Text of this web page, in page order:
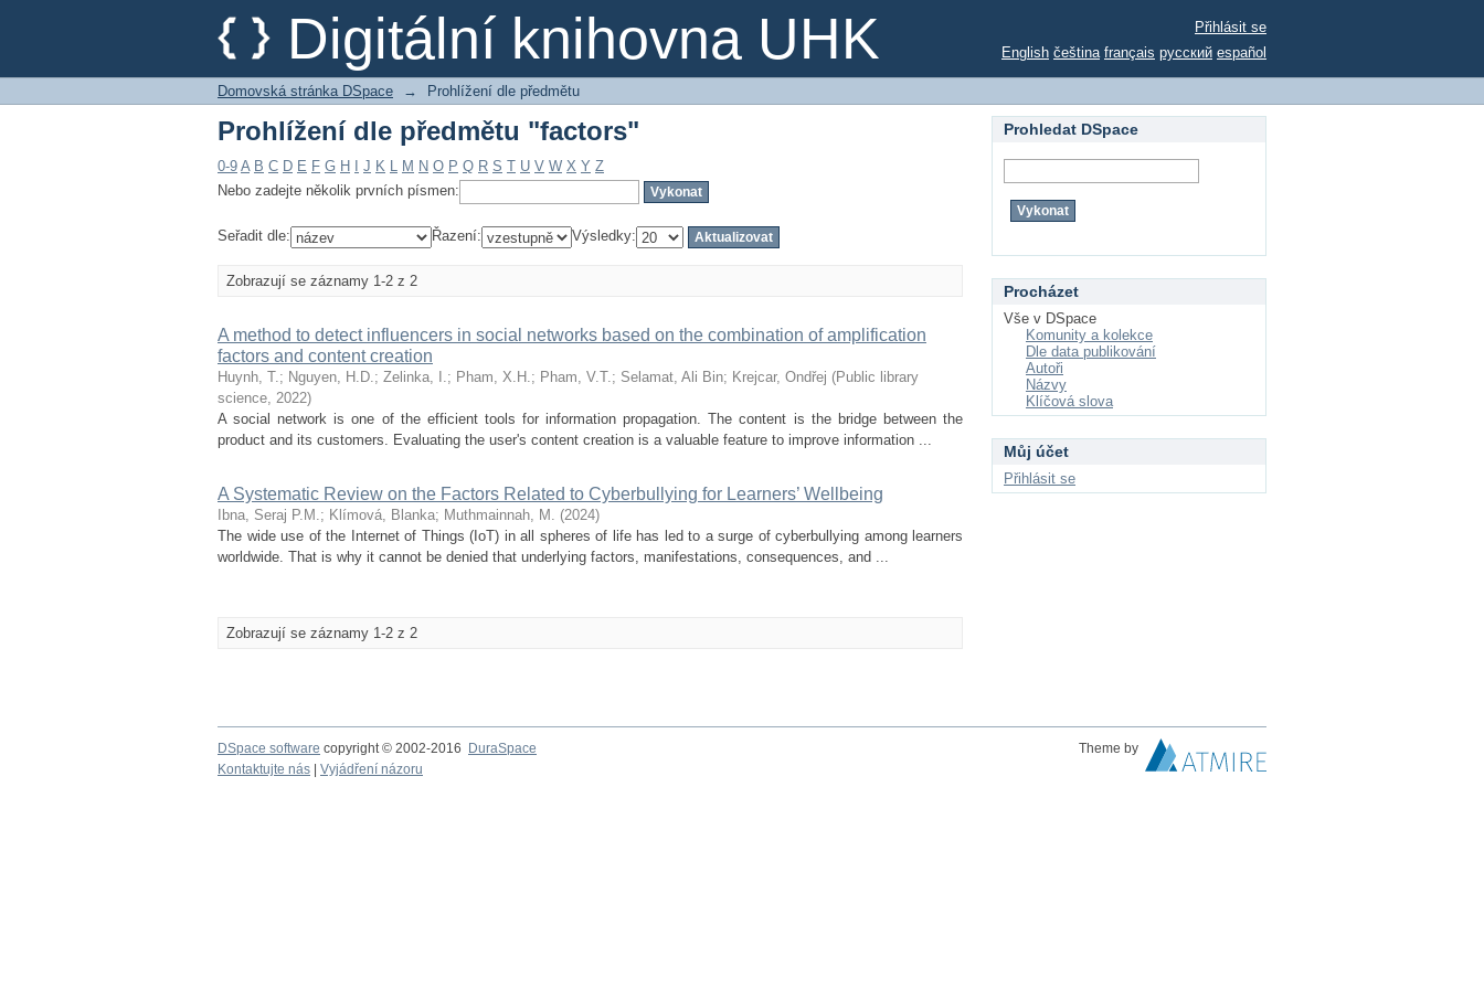
Digitální knihovna UHK
Prohlížení dle předmětu "factors"
Přihlásit se
English čeština français русский español
Domovská stránka DSpace → Prohlížení dle předmětu
Prohlížení dle předmětu "factors"
0-9 A B C D E F G H J K L M N O P Q R S T U V W X Y Z
Nebo zadejte několik prvních písmen:
Seřadit dle: Řazení: Výsledky:
Zobrazují se záznamy 1-2 z 2
A method to detect influencers in social networks based on the combination of amplification
factors and content creation
Huynh, T.; Nguyen, H.D.; Zelinka, I.; Pham, X.H.; Pham, V.T.; Selamat, Ali Bin; Krejcar, Ondřej (Public library
science, 2022)
A social network is one of the efficient tools for information propagation. The content is the bridge between the
product and its customers. Evaluating the user's content creation is a valuable feature to improve information ...
A Systematic Review on the Factors Related to Cyberbullying for Learners’ Wellbeing
Ibna, Seraj P.M.; Klímová, Blanka; Muthmainnah, M. (2024)
The wide use of the Internet of Things (IoT) in all spheres of life has led to a surge of cyberbullying among learners
worldwide. That is why it cannot be denied that underlying factors, manifestations, consequences, and ...
Zobrazují se záznamy 1-2 z 2
Prohledat DSpace
Procházet
Vše v DSpace
Komunity a kolekce
Dle data publikování
Autoři
Názvy
Klíčová slova
Můj účet
Přihlásit se
DSpace software copyright © 2002-2016 DuraSpace
Theme by
Kontaktujte nás
Vyjádření názoru